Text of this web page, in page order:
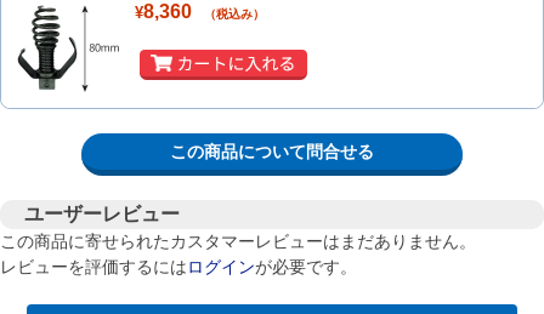
¥8,360 （税込み）
この商品について問合せる
ユーザーレビュー
この商品に寄せられたカスタマーレビューはまだありません。
レビューを評価するにはログインが必要です。